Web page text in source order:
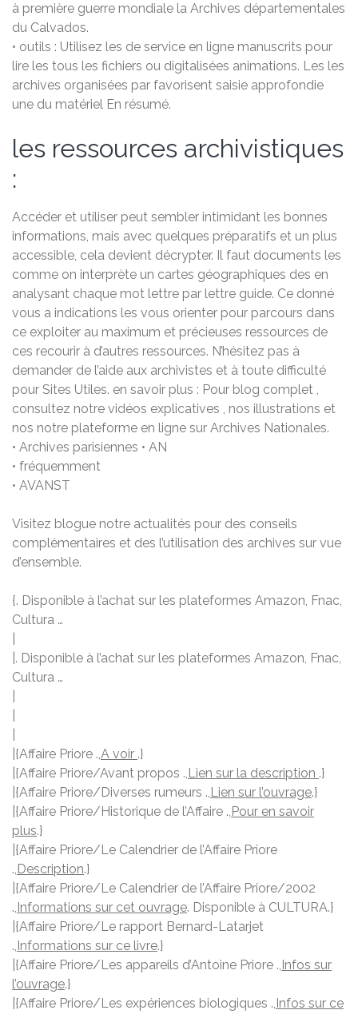
à première guerre mondiale la Archives départementales
du Calvados.
• outils : Utilisez les de service en ligne manuscrits pour
lire les tous les fichiers ou digitalisées animations. Les les
archives organisées par favorisent saisie approfondie
une du matériel En résumé.
les ressources archivistiques
:
Accéder et utiliser peut sembler intimidant les bonnes
informations, mais avec quelques préparatifs et un plus
accessible, cela devient décrypter. Il faut documents les
comme on interprète un cartes géographiques des en
analysant chaque mot lettre par lettre guide. Ce donné
vous a indications les vous orienter pour parcours dans
ce exploiter au maximum et précieuses ressources de
ces recourir à d’autres ressources. N’hésitez pas à
demander de l’aide aux archivistes et à toute difficulté
pour Sites Utiles. en savoir plus : Pour blog complet ,
consultez notre vidéos explicatives , nos illustrations et
nos notre plateforme en ligne sur Archives Nationales.
• Archives parisiennes • AN
• fréquemment
• AVANST
Visitez blogue notre actualités pour des conseils
complémentaires et des l’utilisation des archives sur vue
d’ensemble.
{. Disponible à l’achat sur les plateformes Amazon, Fnac,
Cultura …
|. Disponible à l’achat sur les plateformes Amazon, Fnac,
Cultura …
|{Affaire Priore .,A voir .}
|{Affaire Priore/Avant propos ., Lien sur la description .}
|{Affaire Priore/Diverses rumeurs ., Lien sur l’ouvrage.}
|{Affaire Priore/Historique de l’Affaire ., Pour en savoir
plus.}
|{Affaire Priore/Le Calendrier de l’Affaire Priore
., Description.}
|{Affaire Priore/Le Calendrier de l’Affaire Priore/2002
., Informations sur cet ouvrage. Disponible à CULTURA.}
|{Affaire Priore/Le rapport Bernard-Latarjet
., Informations sur ce livre.}
|{Affaire Priore/Les appareils d’Antoine Priore ., Infos sur
l’ouvrage.}
|{Affaire Priore/Les expériences biologiques ., Infos sur ce